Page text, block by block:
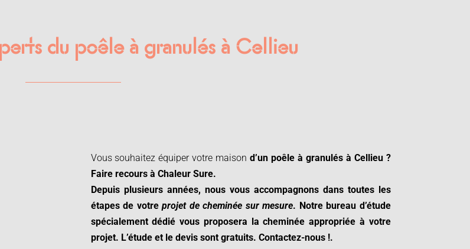
du poêle à granulés à Cellieu
Vous souhaitez équiper votre maisond’un poêle à granulés à Cellieu ?
Faire recours à Chaleur Sure.
Depuis plusieurs années, nous vous accompagnons dans toutes les
étapes de votreprojet de cheminée sur mesure. Notre bureau d’étude
spécialement dédié vous proposera la cheminée appropriée à votre
projet. L’étude et le devis sont gratuits. Contactez-nous !.